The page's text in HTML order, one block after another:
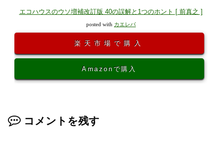
エコハウスのウソ増補改訂版 40の誤解と1つのホント [ 前真之 ]
posted with カエレバ
楽天市場で購入
Amazonで購入
コメントを残す